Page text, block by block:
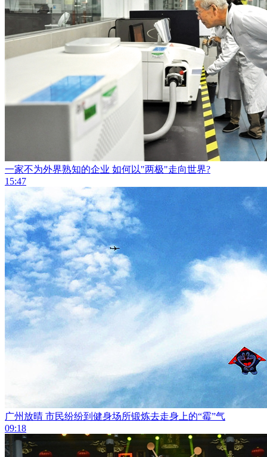
一家不为外界熟知的企业 如何以"两极"走向世界?
15:47
广州放晴 市民纷纷到健身场所锻炼去走身上的“霉”气
09:18